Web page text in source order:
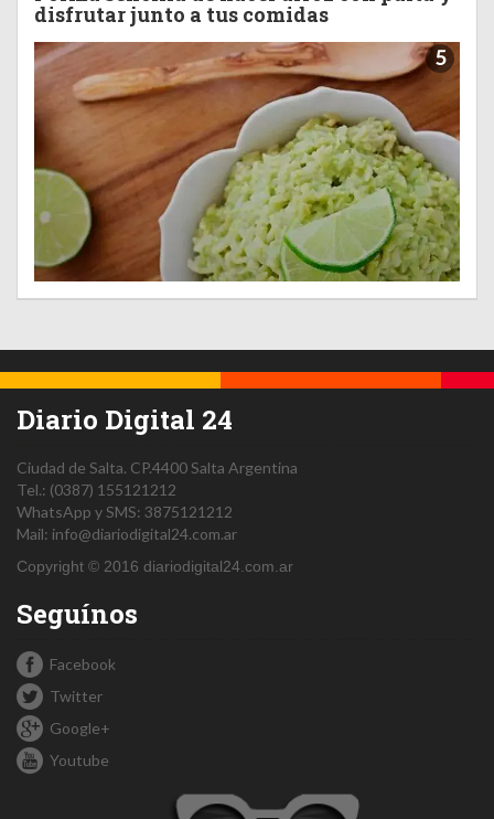
disfrutar junto a tus comidas
5
Diario Digital 24
Ciudad de Salta. CP.4400Salta Argentina
Tel.: (0387) 155121212
WhatsApp y SMS: 3875121212
Mail: info@diariodigital24.com.ar
Copyright © 2016 diariodigital24.com.ar
Seguínos
Facebook
Twitter
Google+
Youtube